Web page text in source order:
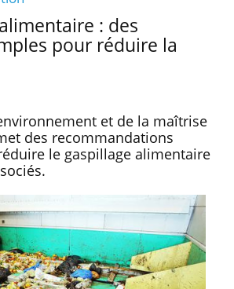
: des
pour réduire la
et de la maîtrise
des recommandations
le gaspillage alimentaire